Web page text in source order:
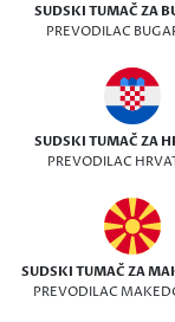
SUDSKI TUMAČ ZA
PREVODILAC
SUDSKI TUMAČ ZA
PREVODILAC
SUDSKI TUMAČ ZA
PREVODILAC